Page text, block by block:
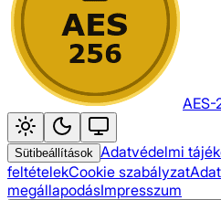
AES-
Sütibeállítások Adatvédelmi
feltételekCookie szabályzat
megállapodásImpresszum